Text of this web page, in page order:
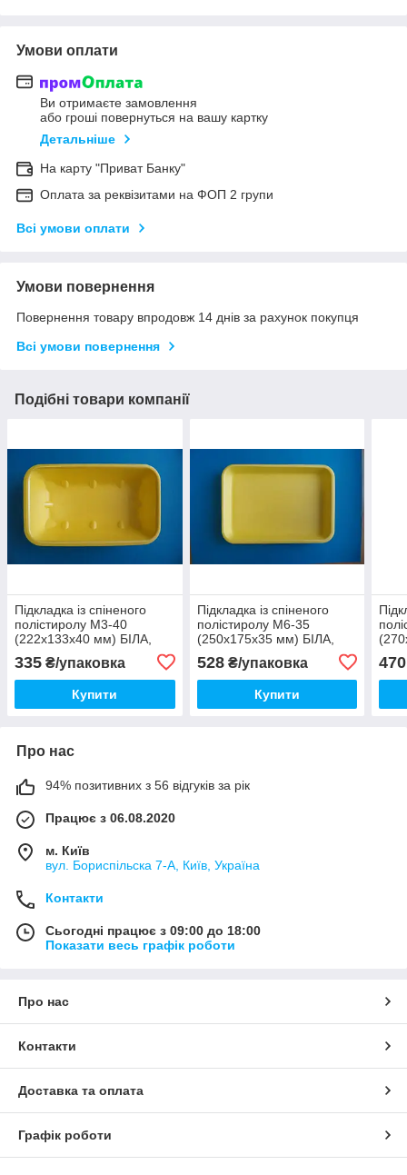
Умови оплати
Ви отримаєте замовлення
або гроші повернуться на вашу картку
Детальніше
На карту "Приват Банку"
Оплата за реквізитами на ФОП 2 групи
Всі умови оплати
Умови повернення
Повернення товару впродовж 14 днів за рахунок покупця
Всі умови повернення
Подібні товари компанії
Підкладка із спіненого
полістиролу М3-40
(222х133х40 мм) БІЛА,
335 ₴/упаковка
Купити
Підкладка із спіненого
полістиролу М6-35
(250х175х35 мм) БІЛА,
528₴/упаковка
Купити
470
Про нас
94% позитивних з 56 відгуків за рік
Працює з 06.08.2020
м. Київ
вул. Бориспільска 7-А, Київ, Україна
Контакти
Сьогодні працює з 09:00 до 18:00
Показати весь графік роботи
Про нас
Контакти
Доставка та оплата
Графік роботи